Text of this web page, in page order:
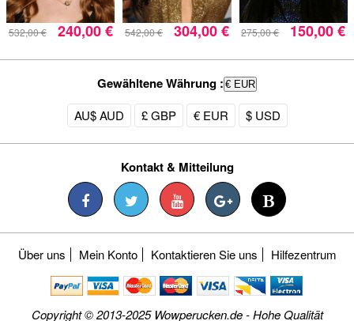
532,00 € 240,00 € 542,00 € 304,00 € 275,00 € 150,00 €
Gewähltene Währung : € EUR
AU$ AUD £ GBP € EUR $ USD
Kontakt & Mitteilung
Über uns Mein Konto Kontaktieren Sie uns Hilfezentrum
Copyright © 2013-2025 Wowperucken.de - Hohe Qualität